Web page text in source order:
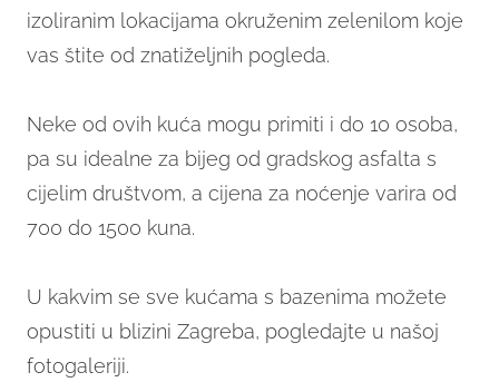
izoliranim lokacijama okruženim zelenilom koje
vas štite od znatiželjnih pogleda.
Neke od ovih kuća mogu primiti i do 10 osoba,
pa su idealne za bijeg od gradskog asfalta s
cijelim društvom, a cijena za noćenje varira od
700 do 1500 kuna.
U kakvim se sve kućama s bazenima možete
opustiti u blizini Zagreba, pogledajte u našoj
fotogaleriji.